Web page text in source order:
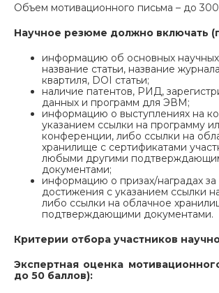
Объем мотивационного письма – до
Научное резюме должно включать
информацию об основных
название статьи, название
квартиля, DOI статьи;
наличие патентов, РИД,
данных и программ для ЭВМ;
информацию о выступлениях на
указанием ссылки на программу
конференции, либо ссылки на
хранилище с сертификатами
любыми другими
документами;
информацию о призах/наградах за
достижения с указанием ссылки
либо ссылки на облачное
подтверждающими документами.
Критерии отбора участников
Экспертная оценка
до 50 баллов):